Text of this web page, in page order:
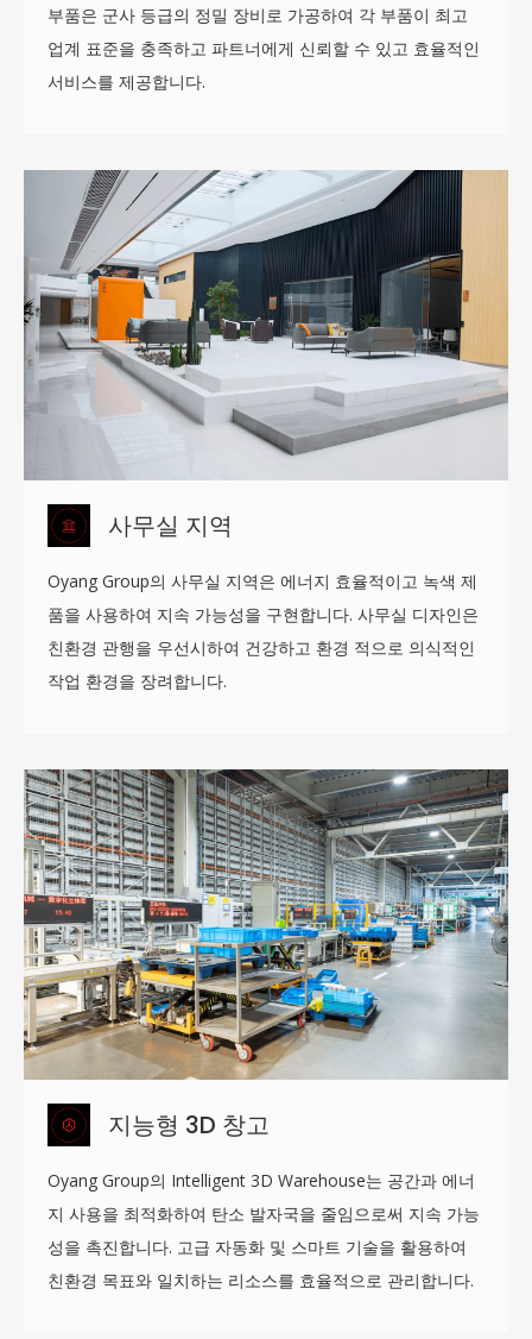
부품은 군사 등급의 정밀 장비로 가공하여 각 부품이 최고
업계 표준을 충족하고 파트너에게 신뢰할 수 있고 효율적인
서비스를 제공합니다.
사무실 지역
Oyang Group의 사무실 지역은 에너지 효율적이고 녹색 제
품을 사용하여 지속 가능성을 구현합니다. 사무실 디자인은
친환경 관행을 우선시하여 건강하고 환경 적으로 의식적인
작업 환경을 장려합니다.
지능형 3D 창고
Oyang Group의 Intelligent 3D Warehouse는 공간과 에너
지 사용을 최적화하여 탄소 발자국을 줄임으로써 지속 가능
성을 촉진합니다. 고급 자동화 및 스마트 기술을 활용하여
친환경 목표와 일치하는 리소스를 효율적으로 관리합니다.